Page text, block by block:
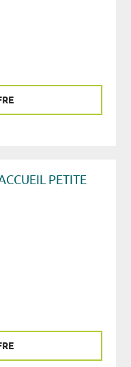
PETITE